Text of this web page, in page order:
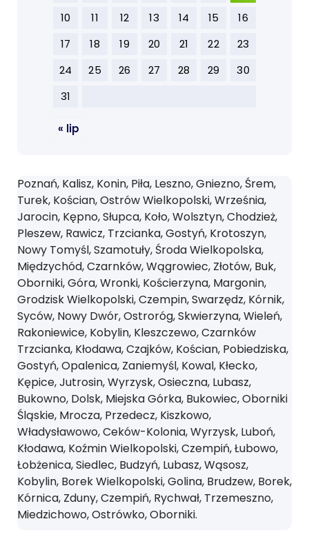
10
11 12 13 14 15
16
17
18 19 20 21 22
23
24
25 26 27 28 29
30
31
« lip
Poznań, Kalisz, Konin, Piła, Leszno, Gniezno, Śrem,
Turek, Kościan, Ostrów Wielkopolski, Września,
Jarocin, Kępno, Słupca, Koło, Wolsztyn, Chodzież,
Pleszew, Rawicz, Trzcianka, Gostyń, Krotoszyn,
Nowy Tomyśl, Szamotuły, Środa Wielkopolska,
Międzychód, Czarnków, Wągrowiec, Złotów, Buk,
Oborniki, Góra, Wronki, Kościerzyna, Margonin,
Grodzisk Wielkopolski, Czempin, Swarzędz, Kórnik,
Syców, Nowy Dwór, Ostroróg, Skwierzyna, Wieleń,
Rakoniewice, Kobylin, Kleszczewo, Czarnków
Trzcianka, Kłodawa, Czajków, Kościan, Pobiedziska,
Gostyń, Opalenica, Zaniemyśl, Kowal, Kłecko,
Kępice, Jutrosin, Wyrzysk, Osieczna, Lubasz,
Bukowno, Dolsk, Miejska Górka, Bukowiec, Oborniki
Śląskie, Mrocza, Przedecz, Kiszkowo,
Władysławowo, Ceków-Kolonia, Wyrzysk, Luboń,
Kłodawa, Koźmin Wielkopolski, Czempiń, Łubowo,
Łobżenica, Siedlec, Budzyń, Lubasz, Wąsosz,
Kobylin, Borek Wielkopolski, Golina, Brudzew, Borek,
Kórnica, Zduny, Czempiń, Rychwał, Trzemeszno,
Miedzichowo, Ostrówko, Oborniki.